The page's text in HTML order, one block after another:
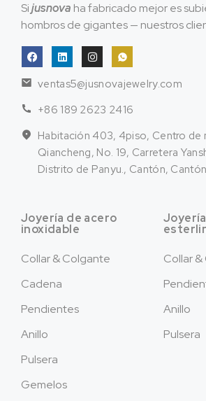
Sijusnova ha fabricado mejor es
hombros de gigantes — nuestros
ventas5@jusnovajewelry.com
+86 189 2623 2416
Habitación 403, 4piso, Centro de
Qiancheng, No. 19, Carretera
Distrito de Panyu., Cantón,
Joyería de acero
inoxidable
Collar & Colgante
Cadena
Pendientes
Anillo
Pulsera
Gemelos
Collar
Anillo
Pulsera